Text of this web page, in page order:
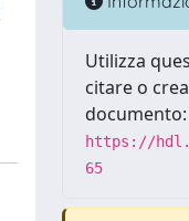
Utilizza
citare o
documento:
https://
65